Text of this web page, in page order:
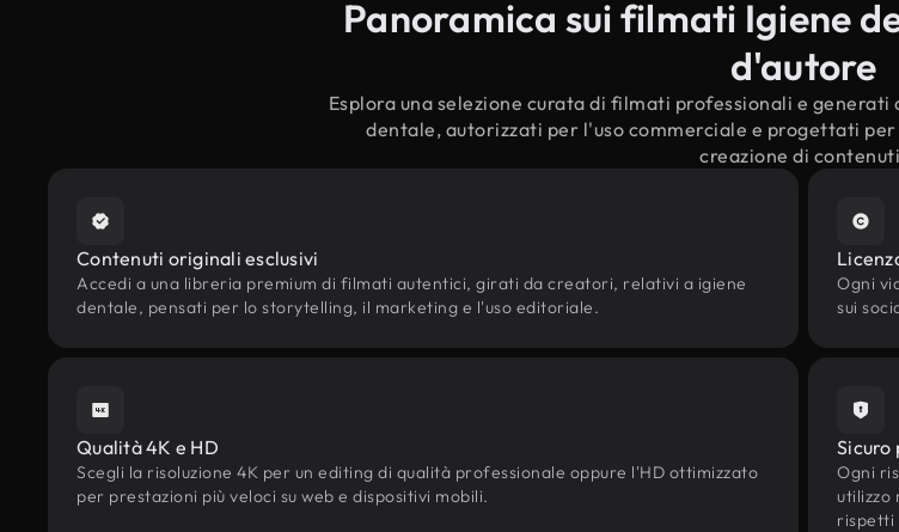
Panoramica sui filmati Igiene
d'autore
Esplora una selezione curata di filmati professionali e
dentale, autorizzati per l'uso commerciale e progettati
creazione di
Contenuti originali esclusivi
Accedi a una libreria premium di filmati autentici, girati da creatori, relativi a igiene
dentale, pensati per lo storytelling, il marketing e l'uso editoriale.
Ogni
sui
Qualità 4K e HD
Scegli la risoluzione 4K per un editing di qualità professionale oppure l'HD ottimizzato
per prestazioni più veloci su web e dispositivi mobili.
Sicuro
Ogni
utilizzo
rispetti